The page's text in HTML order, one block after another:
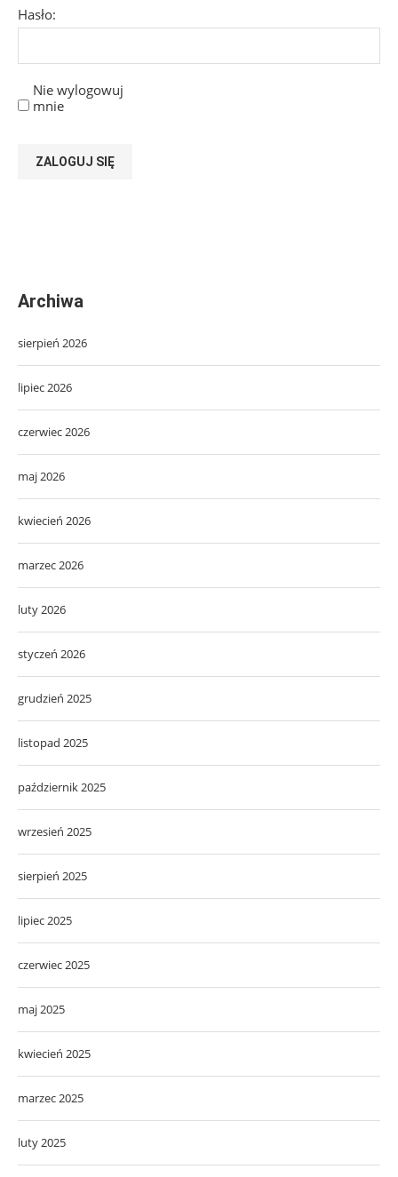
Hasło:
Nie wylogowuj
mnie
ZALOGUJ SIĘ
Archiwa
sierpień 2026
lipiec 2026
czerwiec 2026
maj 2026
kwiecień 2026
marzec 2026
luty 2026
styczeń 2026
grudzień 2025
listopad 2025
październik 2025
wrzesień 2025
sierpień 2025
lipiec 2025
czerwiec 2025
maj 2025
kwiecień 2025
marzec 2025
luty 2025